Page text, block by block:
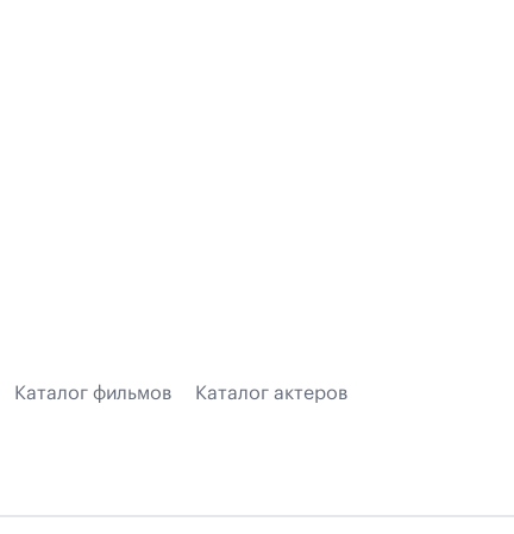
Каталог фильмов Каталог актеров